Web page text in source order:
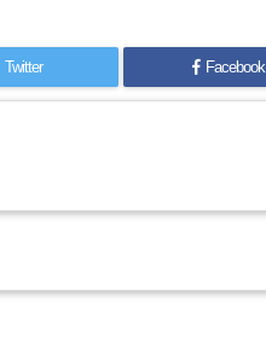
Twitter Facebook